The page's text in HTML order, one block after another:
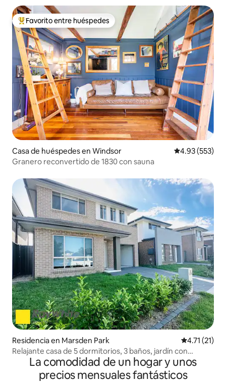
De los mejores en Favorito entre huéspedes
Favorito entre huéspedes
Casa de huéspedes en Windsor Calificación
4.93 (553)
Granero reconvertido de 1830 con sauna
Residencia en Marsden Park Calificación
4.71 (21)
Relajante casa de 5 dormitorios, 3 baños, jardín con
barbacoa
La comodidad de un hogar y unos
precios mensuales fantásticos